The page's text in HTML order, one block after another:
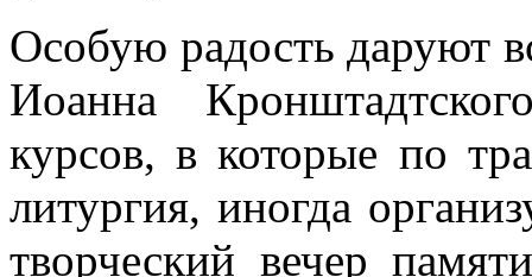
Особую радость даруют
Иоанна
курсов, в которые по
литургия, иногда
творческий вечер